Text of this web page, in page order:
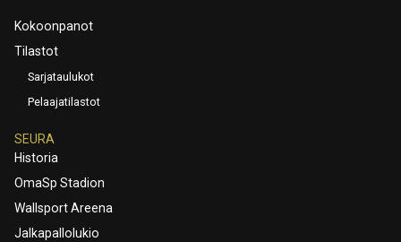
Kokoonpanot
Tilastot
Sarjataulukot
Pelaajatilastot
SEURA
Historia
OmaSp Stadion
Wallsport Areena
Jalkapallolukio